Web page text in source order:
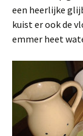
een heerlijke
kuist er ook de
emmer heet